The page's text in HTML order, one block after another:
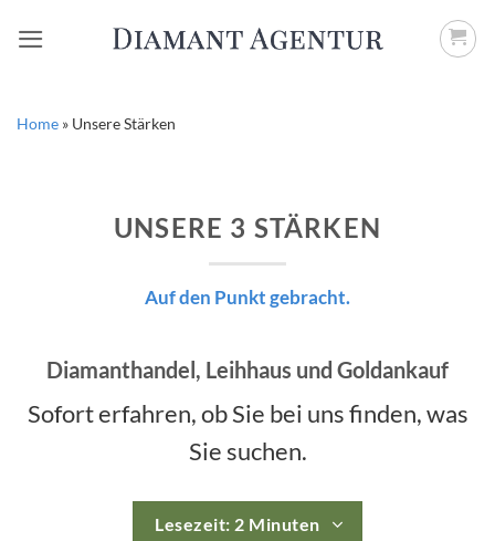
Inhalt
Home » Unsere Stärken
UNSERE 3 STÄRKEN
Auf den Punkt gebracht.
Diamanthandel, Leihhaus und Goldankauf
Sofort erfahren, ob Sie bei uns finden, was
Sie suchen.
Lesezeit: 2 Minuten